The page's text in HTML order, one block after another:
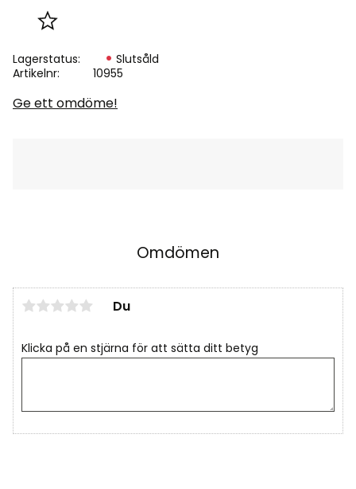
Lägg till i favoriter
Lagerstatus
Slutsåld
Artikelnr
10955
Ge ett omdöme!
Omdömen
Du
Klicka på en stjärna för att sätta ditt betyg